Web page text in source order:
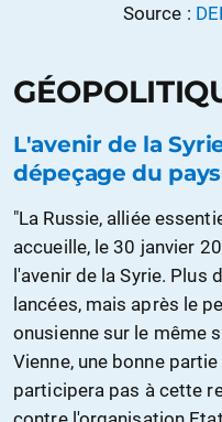
Source :
L'avenir de la
dépeçage du
"La Russie, alliée
accueille, le 30 janvier
l'avenir de la Syrie. Plus
lancées, mais après le
onusienne sur le même
Vienne, une bonne
participera pas à cette